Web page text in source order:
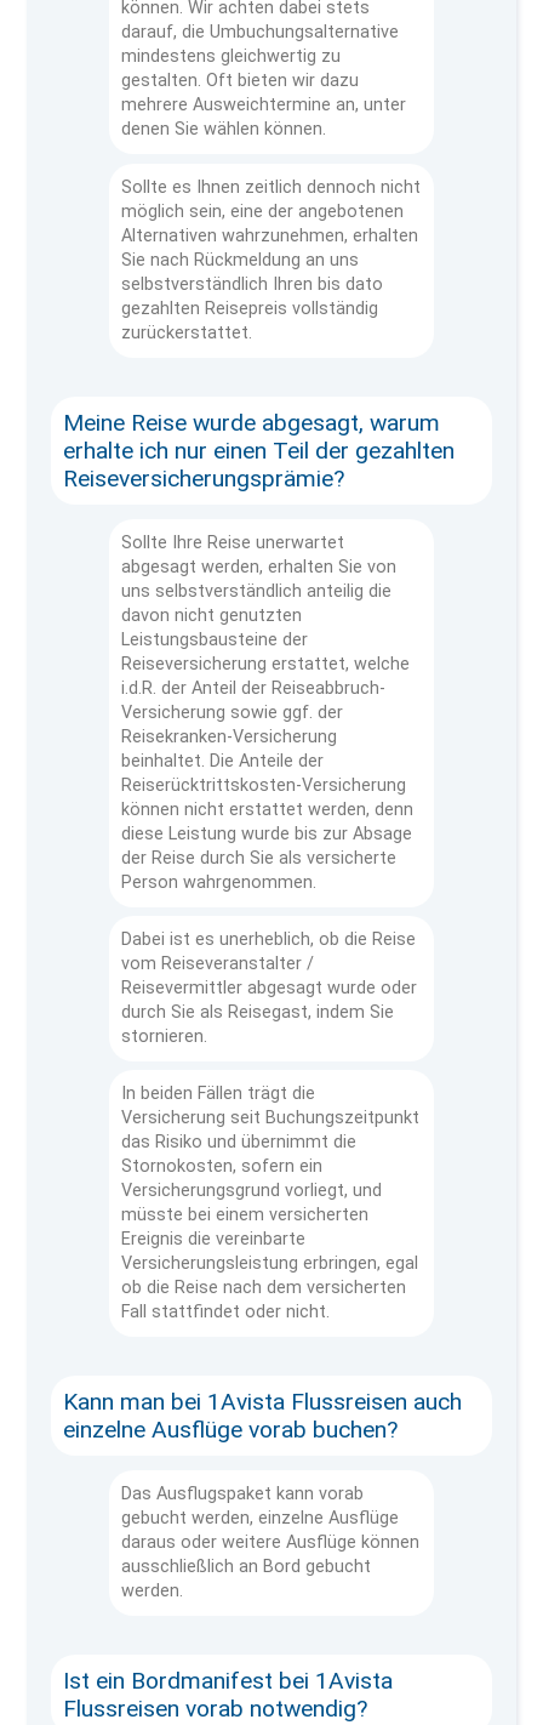
können. Wir achten dabei stets
darauf, die Umbuchungsalternative
mindestens gleichwertig zu
gestalten. Oft bieten wir dazu
mehrere Ausweichtermine an, unter
denen Sie wählen können.
Sollte es Ihnen zeitlich dennoch nicht
möglich sein, eine der angebotenen
Alternativen wahrzunehmen, erhalten
Sie nach Rückmeldung an uns
selbstverständlich Ihren bis dato
gezahlten Reisepreis vollständig
zurückerstattet.
Meine Reise wurde abgesagt, warum
erhalte ich nur einen Teil der gezahlten
Reiseversicherungsprämie?
Sollte Ihre Reise unerwartet
abgesagt werden, erhalten Sie von
uns selbstverständlich anteilig die
davon nicht genutzten
Leistungsbausteine der
Reiseversicherung erstattet, welche
i.d.R. der Anteil der Reiseabbruch-
Versicherung sowie ggf. der
Reisekranken-Versicherung
beinhaltet. Die Anteile der
Reiserücktrittskosten-Versicherung
können nicht erstattet werden, denn
diese Leistung wurde bis zur Absage
der Reise durch Sie als versicherte
Person wahrgenommen.
Dabei ist es unerheblich, ob die Reise
vom Reiseveranstalter /
Reisevermittler abgesagt wurde oder
durch Sie als Reisegast, indem Sie
stornieren.
In beiden Fällen trägt die
Versicherung seit Buchungszeitpunkt
das Risiko und übernimmt die
Stornokosten, sofern ein
Versicherungsgrund vorliegt, und
müsste bei einem versicherten
Ereignis die vereinbarte
Versicherungsleistung erbringen, egal
ob die Reise nach dem versicherten
Fall stattfindet oder nicht.
Kann man bei 1Avista Flussreisen auch
einzelne Ausflüge vorab buchen?
Das Ausflugspaket kann vorab
gebucht werden, einzelne Ausflüge
daraus oder weitere Ausflüge können
ausschließlich an Bord gebucht
werden.
Ist ein Bordmanifest bei 1Avista
Flussreisen vorab notwendig?